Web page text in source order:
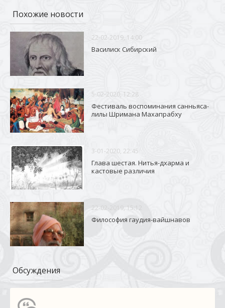
Похожие новости
22-02-2019, 14:00
Василиск Сибирский
5-02-2020, 12:28
Фестиваль воспоминания санньяса-
лилы Шримана Махапрабху
3-01-2020, 22:45
Глава шестая. Нитья-дхарма и
кастовые различия
22-02-2019, 15:12
Философия гаудия-вайшнавов
Обсуждения